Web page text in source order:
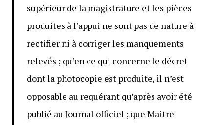
supérieur de la magistrature et les pièces
produites à l’appui ne sont pas de nature à
rectifier ni à corriger les manquements
relevés ; qu’en ce qui concerne le décret
dont la photocopie est produite, il n’est
opposable au requérant qu’après avoir été
publié au Journal officiel ; que Maitre